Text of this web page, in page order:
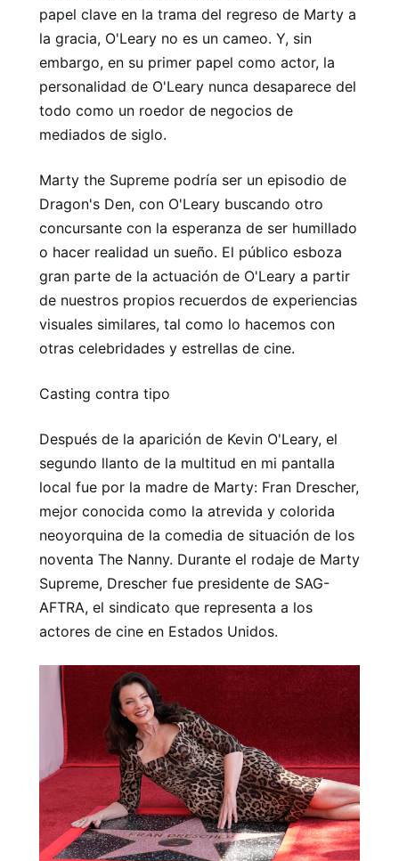
papel clave en la trama del regreso de Marty a
la gracia, O'Leary no es un cameo. Y, sin
embargo, en su primer papel como actor, la
personalidad de O'Leary nunca desaparece del
todo como un roedor de negocios de
mediados de siglo.
Marty the Supreme podría ser un episodio de
Dragon's Den, con O'Leary buscando otro
concursante con la esperanza de ser humillado
o hacer realidad un sueño. El público esboza
gran parte de la actuación de O'Leary a partir
de nuestros propios recuerdos de experiencias
visuales similares, tal como lo hacemos con
otras celebridades y estrellas de cine.
Casting contra tipo
Después de la aparición de Kevin O'Leary, el
segundo llanto de la multitud en mi pantalla
local fue por la madre de Marty: Fran Drescher,
mejor conocida como la atrevida y colorida
neoyorquina de la comedia de situación de los
noventa The Nanny. Durante el rodaje de Marty
Supreme, Drescher fue presidente de SAG-
AFTRA, el sindicato que representa a los
actores de cine en Estados Unidos.